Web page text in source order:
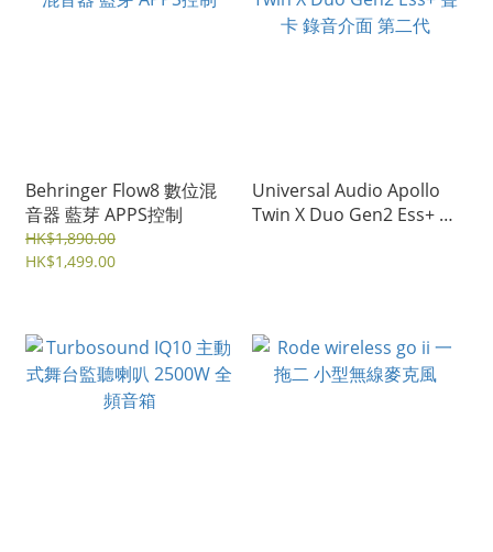
Behringer Flow8 數位混
音器 藍芽 APPS控制
HK$1,890.00
HK$1,499.00
Universal Audio Apollo
Twin X Duo Gen2 Ess+ 聲